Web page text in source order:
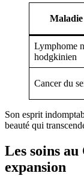
Maladie
Lymphome
hodgkinien
Cancer du
Son esprit
beauté qui
Les soins
expansion